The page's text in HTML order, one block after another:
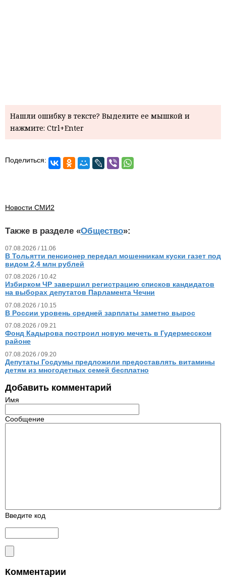
Нашли ошибку в тексте? Выделите ее мышкой и
нажмите: Ctrl+Enter
Поделиться:
Новости СМИ2
Также в разделе «Общество»:
07.08.2026 / 11.06
В Тольятти пенсионер передал мошенникам куски газет под
видом 2,4 млн рублей
07.08.2026 / 10.42
Избирком ЧР завершил регистрацию списков кандидатов
на выборах депутатов Парламента Чечни
07.08.2026 / 10.15
В России уровень средней зарплаты заметно вырос
07.08.2026 / 09.21
Фонд Кадырова построил новую мечеть в Гудермесском
районе
07.08.2026 / 09.20
Депутаты Госдумы предложили предоставлять витамины
детям из многодетных семей бесплатно
Добавить комментарий
Имя
Сообщение
Введите код
Комментарии